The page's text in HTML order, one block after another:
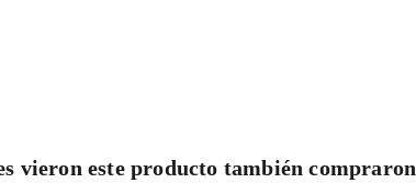
vieron este producto también compraron